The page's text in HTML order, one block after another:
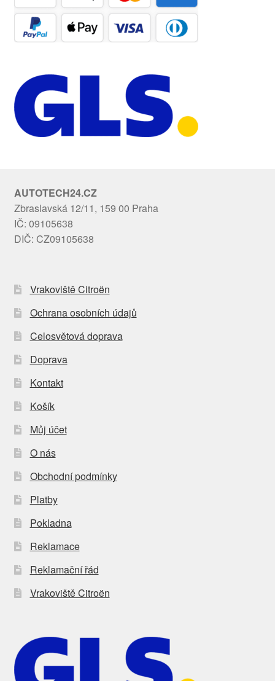
AUTOTECH24.CZ
Zbraslavská 12/11, 159 00 Praha
IČ: 09105638
DIČ: CZ09105638
Vrakoviště Citroën
Ochrana osobních údajů
Celosvětová doprava
Doprava
Kontakt
Košík
Můj účet
O nás
Obchodní podmínky
Platby
Pokladna
Reklamace
Reklamační řád
Vrakoviště Citroën